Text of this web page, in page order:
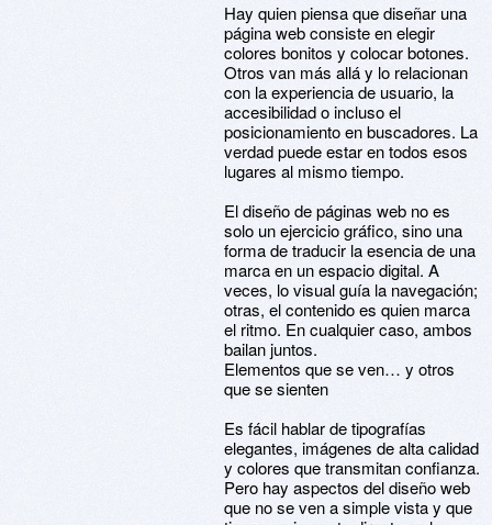
Hay quien piensa que diseñar una
página web consiste en elegir
colores bonitos y colocar botones.
Otros van más allá y lo relacionan
con la experiencia de usuario, la
accesibilidad o incluso el
posicionamiento en buscadores. La
verdad puede estar en todos esos
lugares al mismo tiempo.
El diseño de páginas web no es
solo un ejercicio gráfico, sino una
forma de traducir la esencia de una
marca en un espacio digital. A
veces, lo visual guía la navegación;
otras, el contenido es quien marca
el ritmo. En cualquier caso, ambos
bailan juntos.
Elementos que se ven… y otros
que se sienten
Es fácil hablar de tipografías
elegantes, imágenes de alta calidad
y colores que transmitan confianza.
Pero hay aspectos del diseño web
que no se ven a simple vista y que